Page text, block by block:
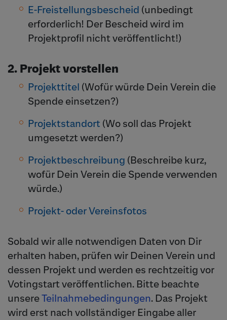
E-Freistellungsbescheid (unbedingt
erforderlich! Der Bescheid wird im
Projektprofil nicht veröffentlicht!)
2. Projekt vorstellen
Projekttitel (Wofür würde Dein Verein die
Spende einsetzen?)
Projektstandort (Wo soll das Projekt
umgesetzt werden?)
Projektbeschreibung (Beschreibe kurz,
wofür Dein Verein die Spende verwenden
würde.)
Projekt- oder Vereinsfotos
Sobald wir alle notwendigen Daten von Dir
erhalten haben, prüfen wir Deinen Verein und
dessen Projekt und werden es rechtzeitig vor
Votingstart veröffentlichen. Bitte beachte
unsereTeilnahmebedingungen. Das Projekt
wird erst nach vollständiger Eingabe aller